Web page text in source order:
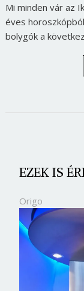
Mi minden vár az
éves
bolygók a
EZEK IS
Origo